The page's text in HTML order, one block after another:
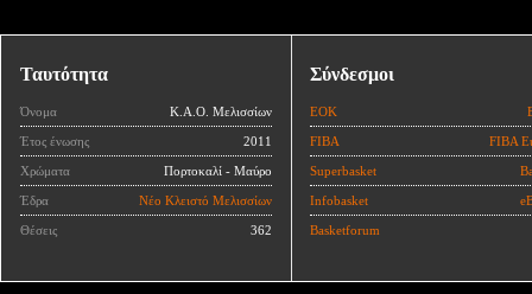
Ταυτότητα
Όνομα Κ.Α.Ο. Μελισσίων
Έτος ένωσης 2011
Χρώματα Πορτοκαλί - Μαύρο
Έδρα Νέο Κλειστό Μελισσίων
Θέσεις 362
Σύνδεσμοι
ΕΟΚ
FIBA FIBA
Superbasket
Infobasket
Basketforum